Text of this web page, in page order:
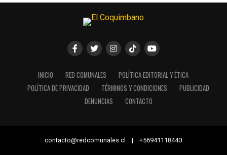
INICIO RED COMUNALES
POLÍTICA EDITORIAL Y ÉTICA
POLÍTICA DE PRIVACIDAD
TÉRMINOS Y CONDICIONES
PUBLICIDAD
DENUNCIAS
CONTACTO
contacto@redcomunales.cl | +56941118440